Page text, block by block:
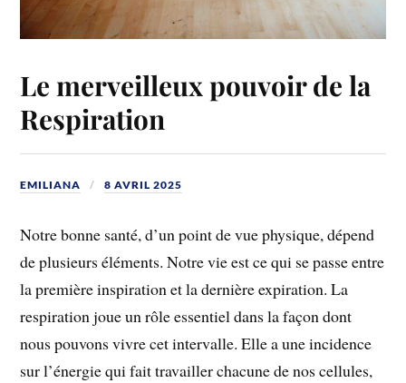
Le merveilleux pouvoir de la
Respiration
EMILIANA 8 AVRIL 2025
Notre bonne santé, d’un point de vue physique, dépend
de plusieurs éléments. Notre vie est ce qui se passe entre
la première inspiration et la dernière expiration. La
respiration joue un rôle essentiel dans la façon dont
nous pouvons vivre cet intervalle. Elle a une incidence
sur l’énergie qui fait travailler chacune de nos cellules,